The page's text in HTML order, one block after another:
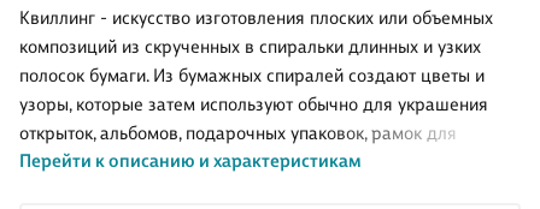
Квиллинг - искусство изготовления плоских или объемных
композиций из скрученных в спиральки длинных и узких
полосок бумаги. Из бумажных спиралей создают цветы и
узоры, которые затем используют обычно для украшения
открыток, альбомов, подарочных упаковок, рамок для
фотографий. Это простой и очень красивый вид рукоделия,
Перейти к описанию и характеристикам
(3mm) (120
(52cm)
нежный с
зеленым (11-
23988
(3мм) (100
(упаковка)
металлик,